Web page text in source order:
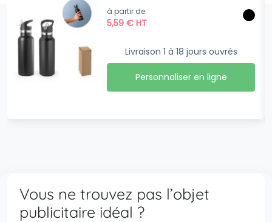
à partir de
5,59€ HT
Livraison 1 à 18 jours ouvrés
Personnaliser en ligne
Vous ne trouvez pas l’objet
publicitaire idéal ?